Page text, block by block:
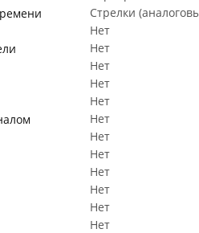
Стрелки
Нет
Нет
Нет
Нет
Нет
Нет
Нет
Нет
Нет
Нет
Нет
Нет